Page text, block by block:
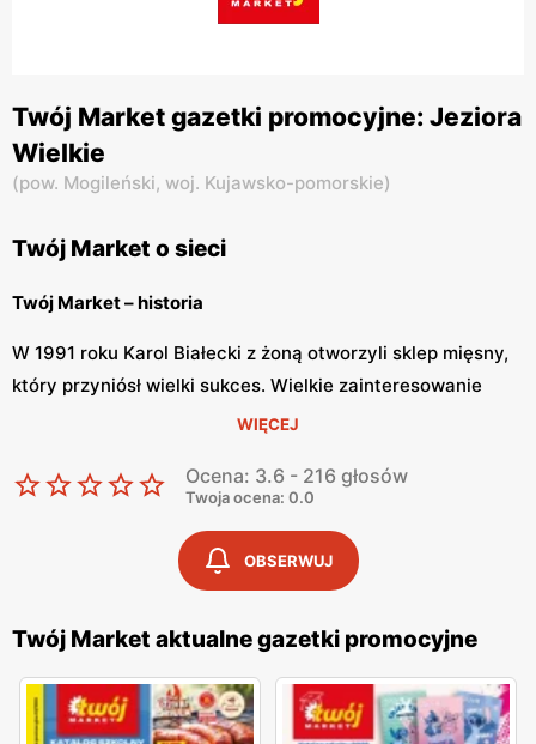
Twój Market gazetki promocyjne: Jeziora
Wielkie
(pow. Mogileński, woj. Kujawsko-pomorskie)
Twój Market o sieci
Twój Market – historia
W 1991 roku Karol Białecki z żoną otworzyli sklep mięsny,
który przyniósł wielki sukces. Wielkie zainteresowanie
wśród klientów sprawiło, że w ciągu kolejnych 5 lat
podjęli decyzję o założeniu sklepu samoobsługowego. Od
2004 sieć sklepów istnieje pod nazwą Twój Market.
Placówki znajdują się w dwóch województwach:
wielkopolskim i kujawsko-pomorskim.
Twój Market – zawsze świeże produkty
Twój Market stawia na własną produkcję i oferuje swoim
klientom produkty o najwyższej jakości. Sklep posiada
WIĘCEJ
Ocena: 3.6 - 216 głosów
Twoja ocena: 0.0
OBSERWUJ
Twój Market aktualne gazetki promocyjne